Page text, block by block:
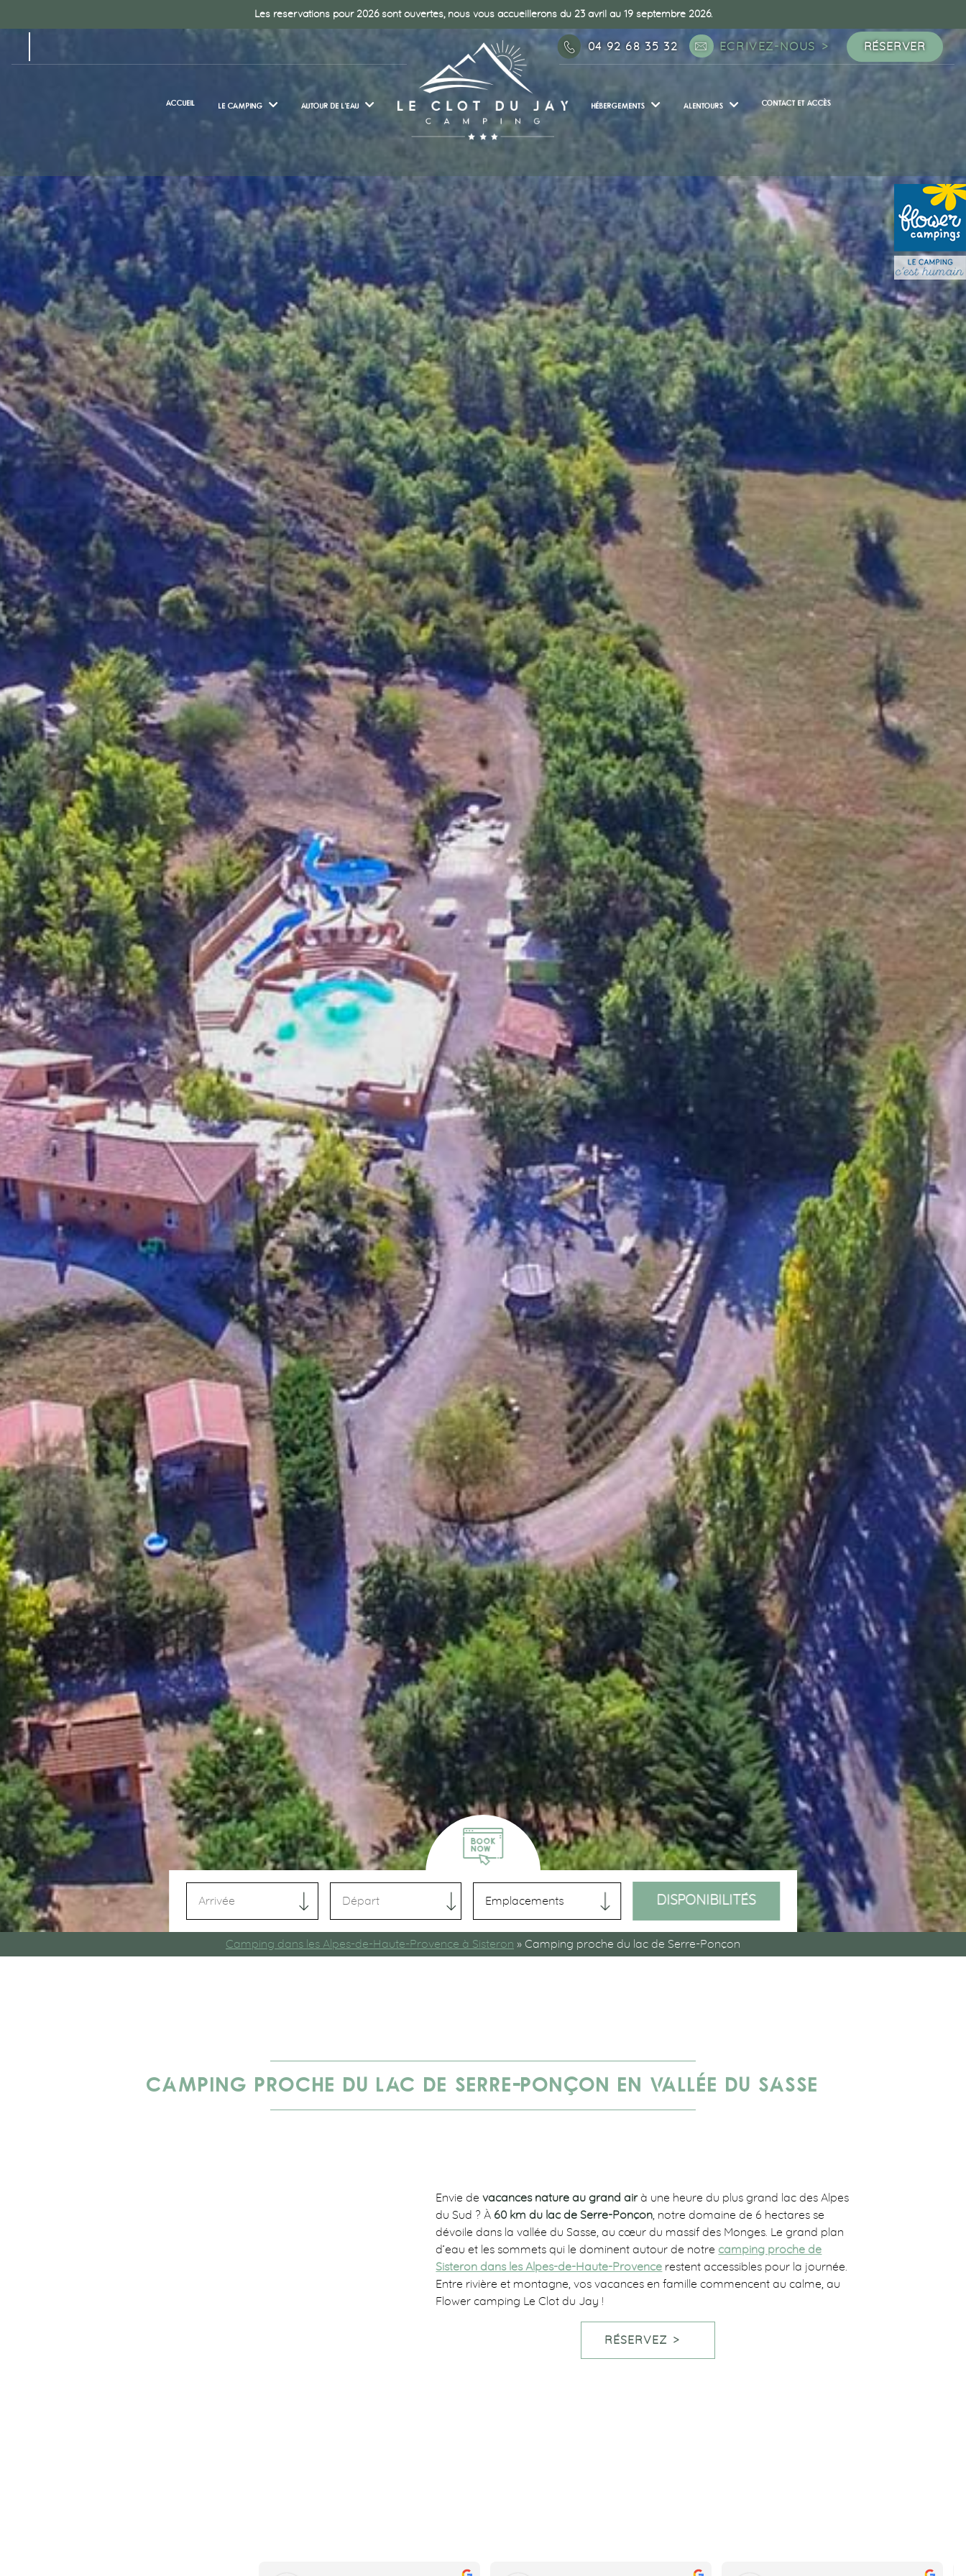
Les reservations pour 2026 sont ouvertes, nous vous accueillerons du 23 avril au 19 septembre 2026.
04 92 68 35 32 ECRIVEZ-NOUS RÉSERVER
ACCUEIL LE CAMPING AUTOUR DE L’EAU HÉBERGEMENTS ALENTOURS CONTACT ET ACCÈS
Camping dans les Alpes-de-Haute-Provence à Sisteron » Camping proche du lac de Serre-Ponçon
CAMPING PROCHE DU LAC DE SERRE-PONÇON EN VALLÉE DU SASSE
Envie devacances nature au grand airà une heure du plus grand lac des Alpes
du Sud ? À 60 km du lac de Serre-Ponçon, notre domaine de 6 hectares se
dévoile dans la vallée du Sasse, au cœur du massif des Monges. Le grand plan
d’eau et les sommets qui le dominent autour de notre camping proche de
Sisteron dans les Alpes-de-Haute-Provence restent accessibles pour la journée.
Entre rivière et montagne, vos vacances en famille commencent au calme, au
Flower camping Le Clot du Jay !
RÉSERVEZ